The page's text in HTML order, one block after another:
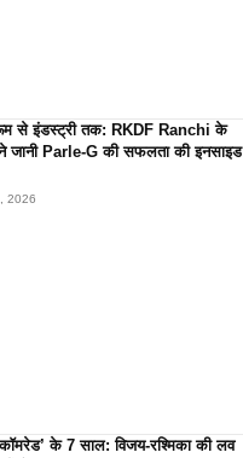
से इंडस्ट्री तक: RKDF Ranchi के
ने जानी Parle-G की सफलता की इनसाइड
2026
कॉमरेड’ के 7 साल: विजय-रश्मिका की लव